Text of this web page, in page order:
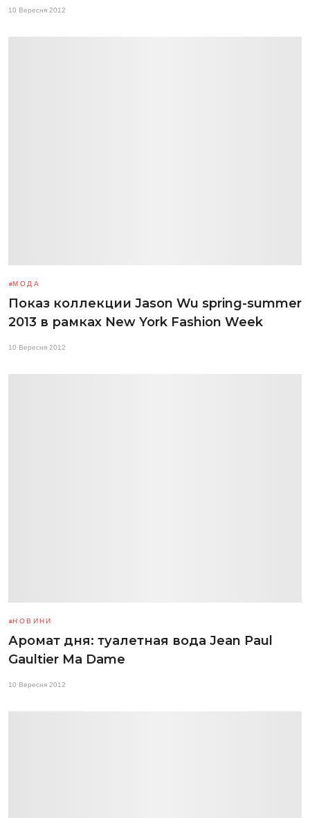
10 Вересня 2012
МОДА
Показ коллекции Jason Wu spring-summer
2013 в рамках New York Fashion Week
10 Вересня 2012
НОВИНИ
Аромат дня: туалетная вода Jean Paul
Gaultier Ma Dame
10 Вересня 2012